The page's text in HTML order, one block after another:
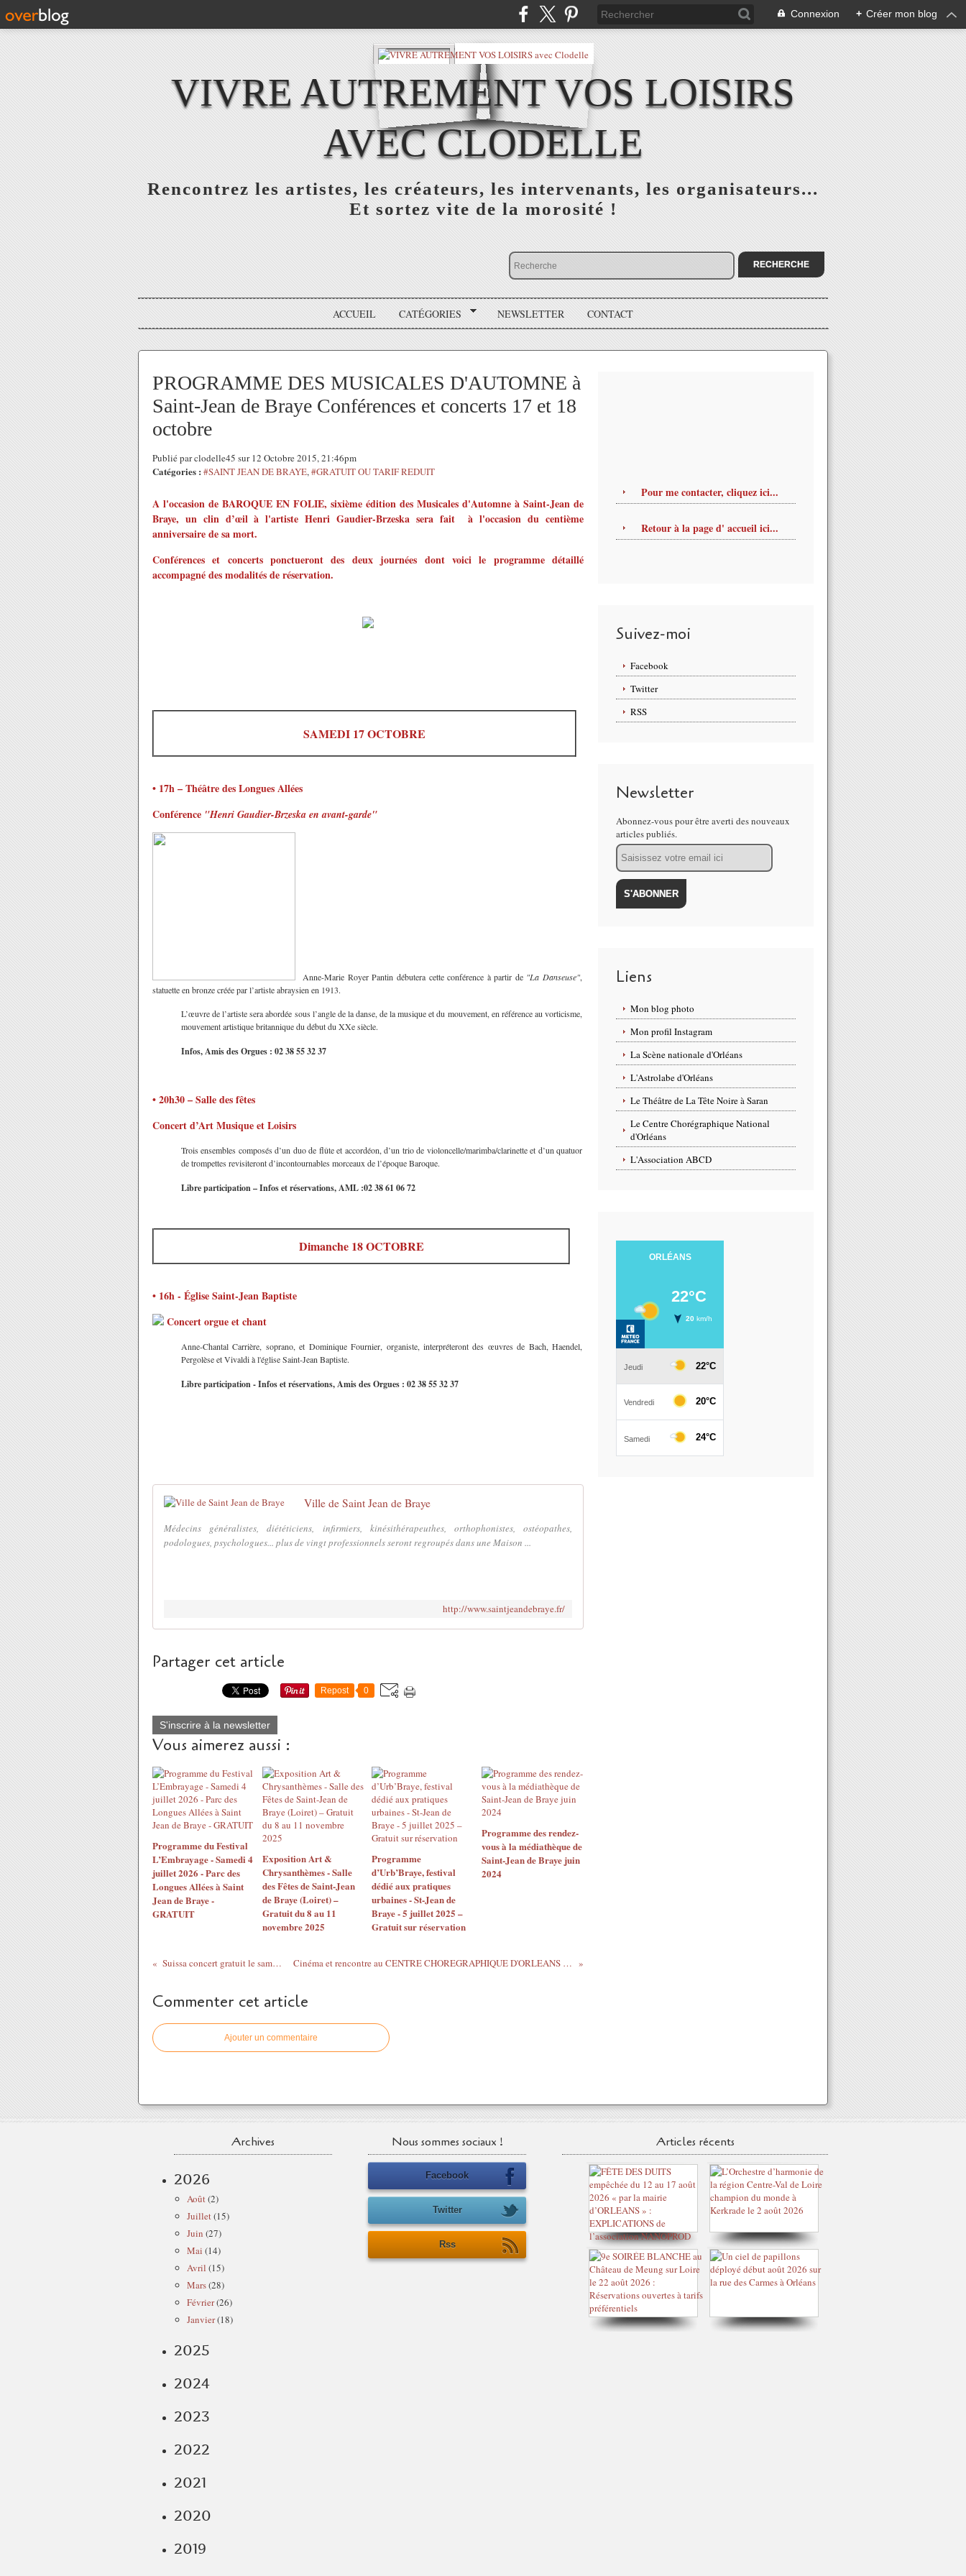
Connexion + Créer mon blog
VIVRE AUTREMENT VOS LOISIRS
AVEC CLODELLE
Rencontrez les artistes, les créateurs, les intervenants, les organisateurs...
Et sortez vite de la morosité !
ACCUEIL CATÉGORIES NEWSLETTER CONTACT
PROGRAMME DES MUSICALES D'AUTOMNE à
Saint-Jean de Braye Conférences et concerts 17 et 18
octobre
Publié par clodelle45 sur 12 Octobre 2015, 21:46pm
Catégories : #SAINT JEAN DE BRAYE,#GRATUIT OU TARIF REDUIT
A l'occasion de BAROQUE EN FOLIE, sixième édition des Musicales d'Automne à Saint-Jean de
Braye, un clin d’œil à l'artiste Henri Gaudier-Brzeska sera fait à l'occasion du centième
anniversaire de sa mort.
Conférences et concerts ponctueront des deux journées dont voici le programme détaillé
accompagné des modalités de réservation.
SAMEDI 17 OCTOBRE
• 17h – Théâtre des Longues Allées
Conférence "Henri Gaudier-Brzeska en avant-garde"
Anne-Marie Royer Pantin débutera cette conférence à partir de "La Danseuse",
statuette en bronze créée par l’artiste abraysien en 1913.
L’œuvre de l’artiste sera abordée sous l’angle de la danse, de la musique et du mouvement, en référence au vorticisme,
mouvement artistique britannique du début du XXe siècle.
Infos, Amis des Orgues : 02 38 55 32 37
• 20h30 – Salle des fêtes
Concert d’Art Musique et Loisirs
Trois ensembles composés d’un duo de flûte et accordéon, d’un trio de violoncelle/marimba/clarinette et d’un quatuor
de trompettes revisiteront d’incontournables morceaux de l’époque Baroque.
Libre participation – Infos et réservations, AML :02 38 61 06 72
Dimanche 18 OCTOBRE
• 16h - Église Saint-Jean Baptiste
Concert orgue et chant
Anne-Chantal Carrière, soprano, et Dominique Fournier, organiste, interpréteront des œuvres de Bach, Haendel,
Pergolèse et Vivaldi à l'église Saint-Jean Baptiste.
Libre participation - Infos et réservations, Amis des Orgues : 02 3855 32 37
Ville de Saint Jean de Braye
Médecins généralistes, diététiciens, infirmiers, kinésithérapeuthes, orthophonistes, ostéopathes,
podologues, psychologues... plus de vingt professionnels seront regroupés dans une Maison ...
http://www.saintjeandebraye.fr/
Partager cet article
Repost 0
S'inscrire à la newsletter
Vous aimerez aussi :
Programme du Festival
L’Embrayage - Samedi 4
juillet 2026 - Parc des
Longues Allées à Saint
Jean de Braye -
GRATUIT
Exposition Art &
Chrysanthèmes - Salle
des Fêtes de Saint-Jean
de Braye (Loiret) –
Gratuit du 8 au 11
novembre 2025
Programme
d’Urb’Braye, festival
dédié aux pratiques
urbaines - St-Jean de
Braye - 5 juillet 2025 –
Gratuit sur réservation
Programme des rendez-
vous à la médiathèque de
Saint-Jean de Braye juin
2024
Suissa​ concert gratuit le samedi à 18h30... Cinéma et rencontre au CENTRE CHOREGRAPHIQUE D'ORLEANS Vendredi 16 octobre 2015
Commenter cet article
Ajouter un commentaire
Pour me contacter, cliquez ici...
Retour à la page d' accueil ici...
Suivez-moi
Facebook
Twitter
RSS
Newsletter
Abonnez-vous pour être averti des nouveaux
articles publiés.
Email
Liens
Mon blog photo
Mon profil Instagram
La Scène nationale d'Orléans
L'Astrolabe d'Orléans
Le Théâtre de La Tête Noire à Saran
Le Centre Chorégraphique National
d'Orléans
L'Association ABCD
Archives
2026
Août(2)
Juillet(15)
Juin (27)
Mai (14)
Avril (15)
Mars(28)
Février(26)
Janvier(18)
2025
2024
2023
2022
2021
2020
2019
Nous sommes sociaux !
Facebook
Twitter
Rss
Articles récents